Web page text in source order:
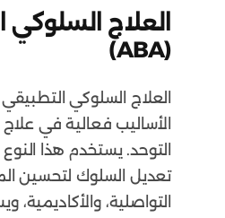
العلاج
(ABA)
العلاج السلوكي
الأساليب فعالية في
التوحد. يستخدم هذا
تعديل السلوك لتحسين
التواصلية، والأكاديمية،